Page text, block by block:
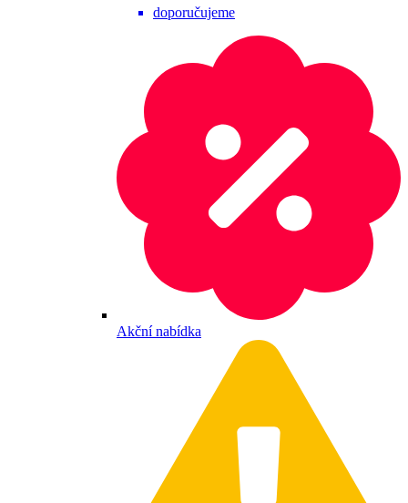
doporučujeme
Akční nabídka